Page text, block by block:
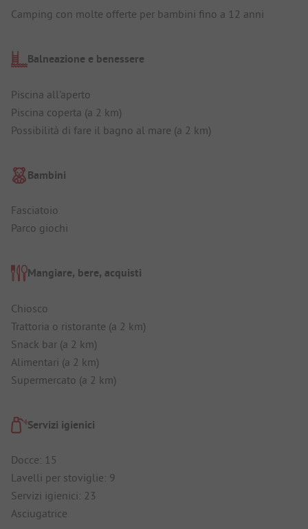
Camping con molte offerte per bambini fino a 12 anni
Balneazione e benessere
Piscina all'aperto
Piscina coperta (a 2 km)
Possibilità di fare il bagno al mare (a 2 km)
Bambini
Fasciatoio
Parco giochi
Mangiare, bere, acquisti
Chiosco
Trattoria o ristorante (a 2 km)
Snack bar (a 2 km)
Alimentari (a 2 km)
Supermercato (a 2 km)
Servizi igienici
Docce: 15
Lavelli per stoviglie: 9
Servizi igienici: 23
Asciugatrice